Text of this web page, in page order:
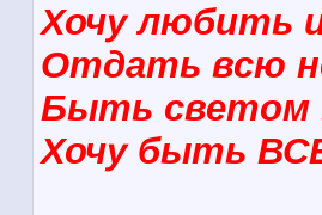
Хочу любить
Отдать всю
Быть светом
Хочу быть